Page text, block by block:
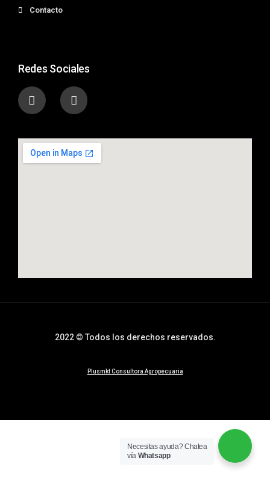
Contacto
Redes Sociales
2022 © Todos los derechos reservados.
Plusmkt Consultora Agropecuaria
Necesitas ayuda? Chatea
vía Whatsapp